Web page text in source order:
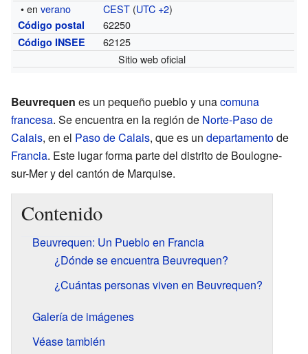
• enverano CEST (UTC +2)
Código postal 62250
Código INSEE
62125
Sitio web oficial
Beuvrequen es un pequeño pueblo y unacomuna
francesa. Se encuentra en la región de Norte-Paso de
Calais, en el Paso de Calais, que es un departamentode
Francia. Este lugar forma parte del distrito de Boulogne-
sur-Mer y del cantón de Marquise.
Contenido
Beuvrequen: Un Pueblo en Francia
¿Dónde se encuentra Beuvrequen?
¿Cuántas personas viven en Beuvrequen?
Galería de imágenes
Véase también